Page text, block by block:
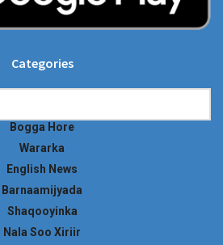
Categories
Bogga Hore
Wararka
English News
Barnaamijyada
Shaqooyinka
Nala Soo Xiriir